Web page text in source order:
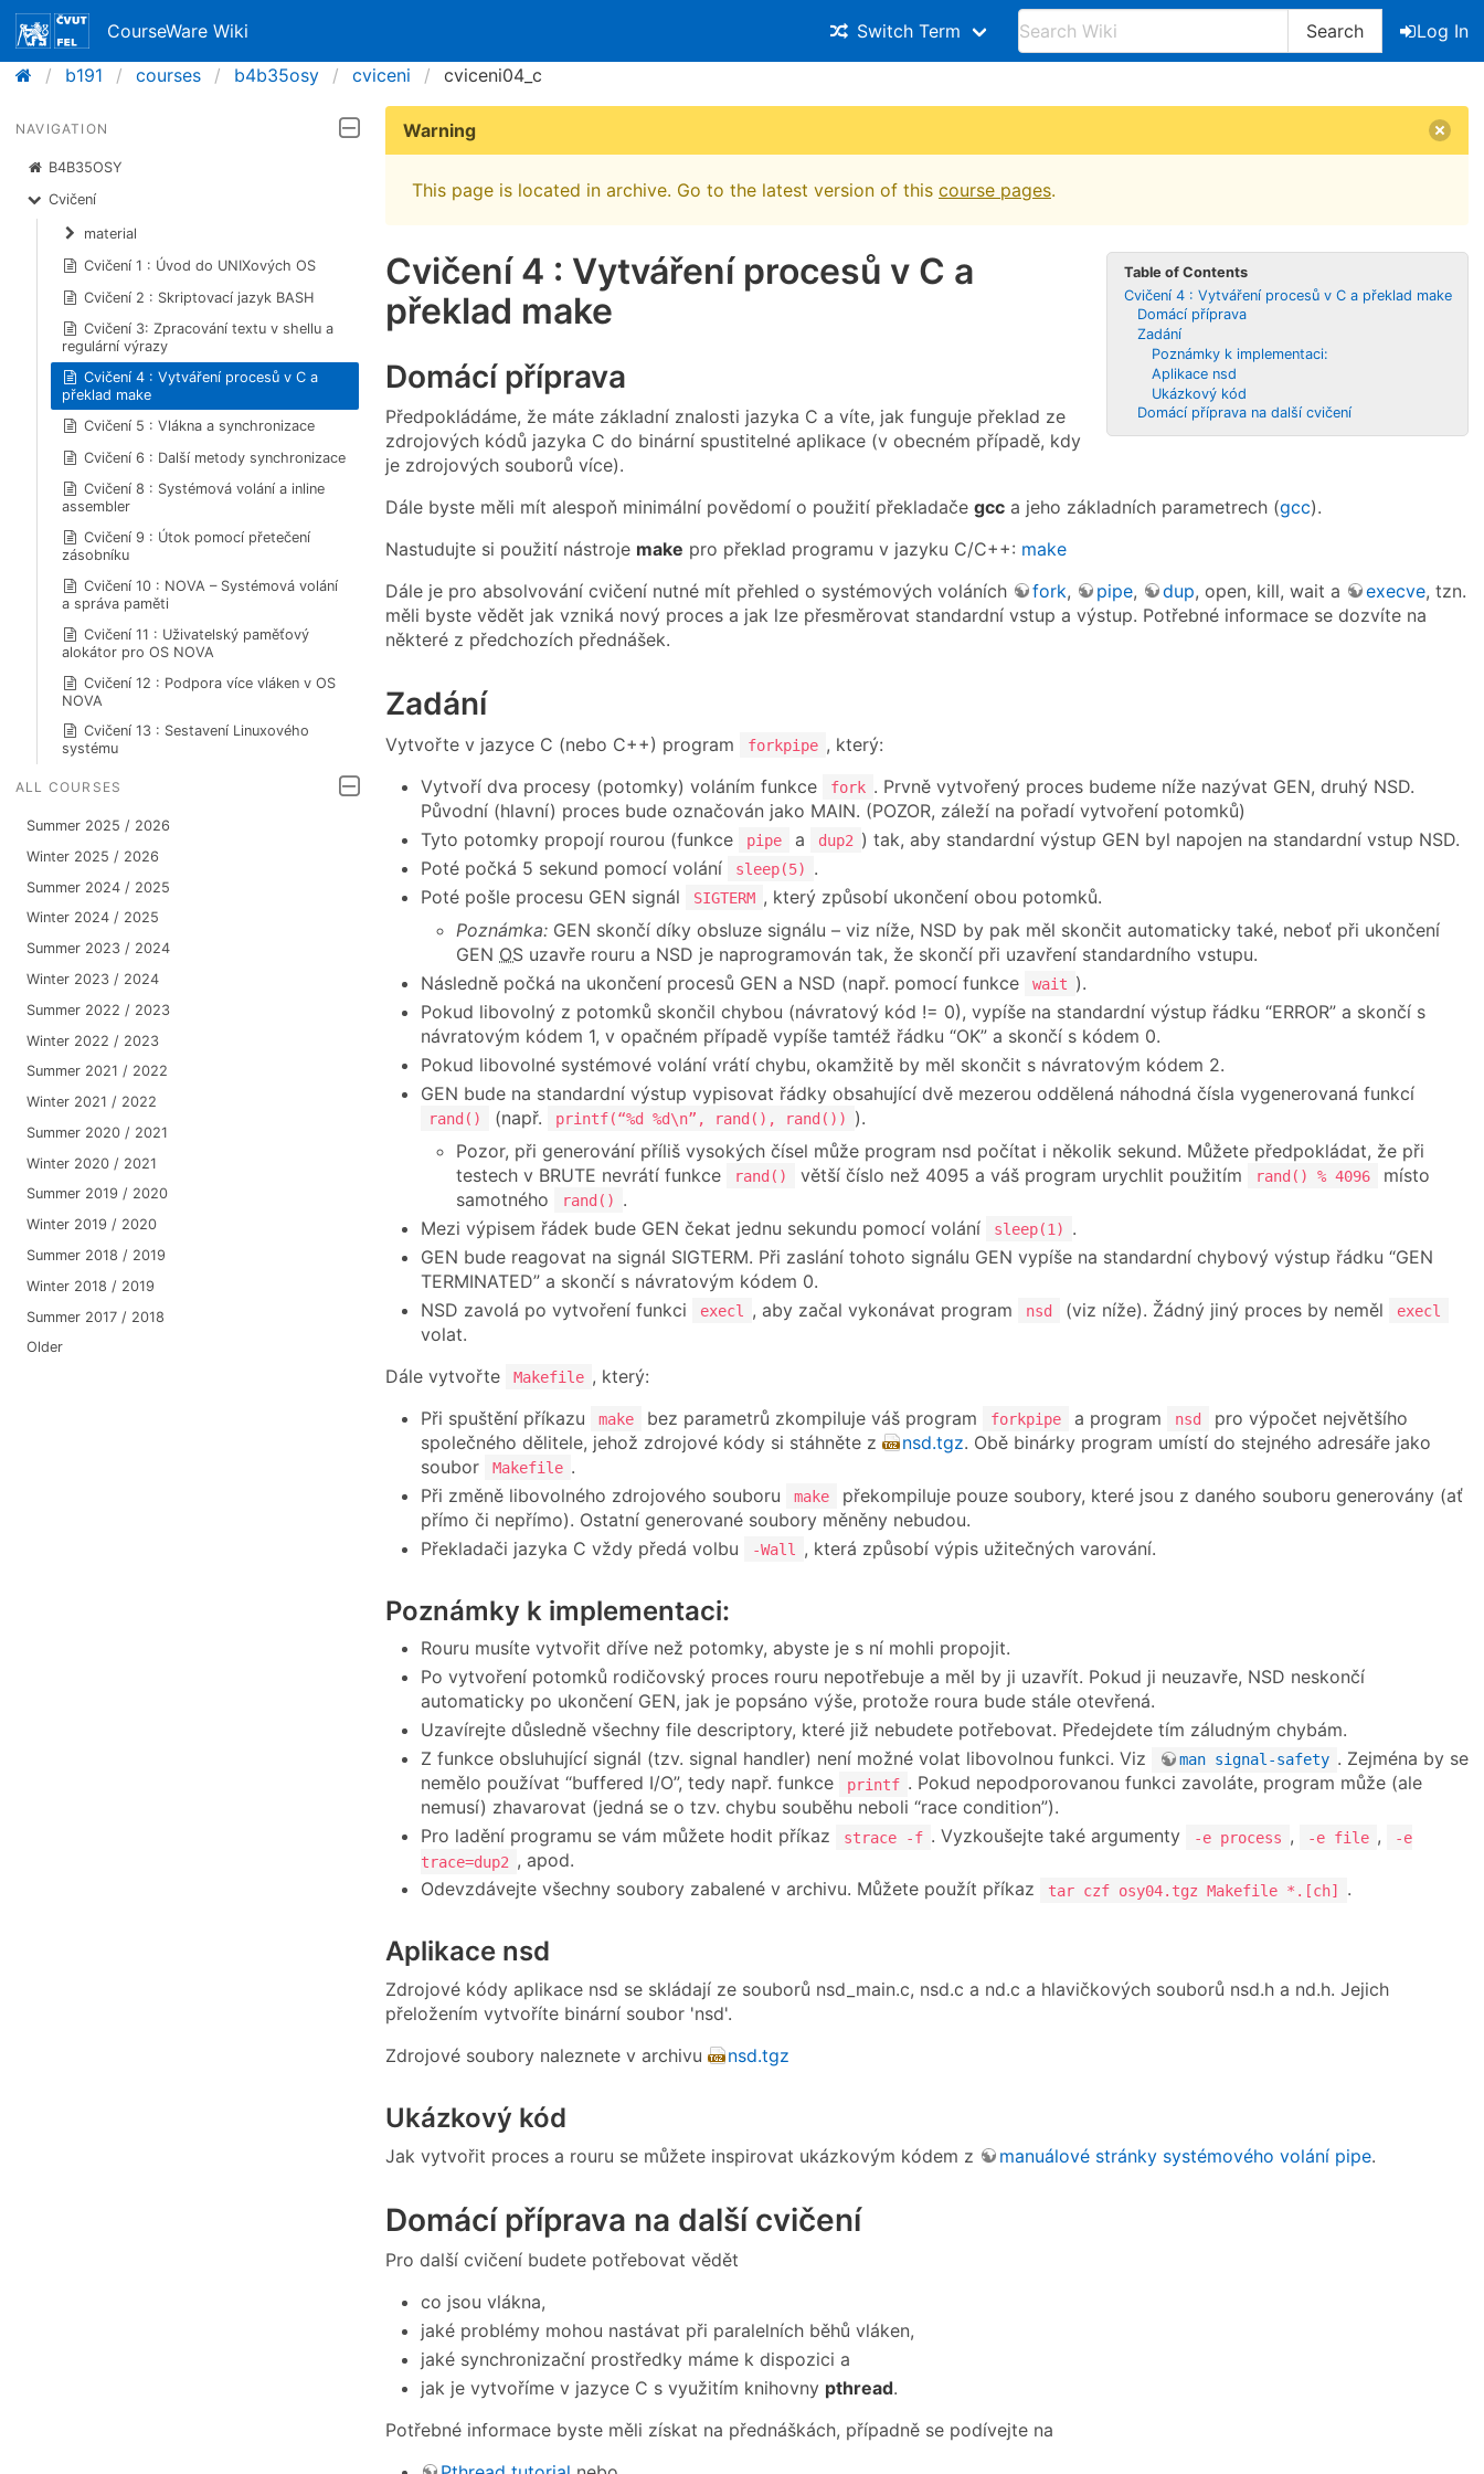
CourseWare Wiki Switch Term Search
Log In
b191
courses b4b35osy cviceni cviceni04_c
NAVIGATION
B4B35OSY
Cvičení
material
Cvičení 1 : Úvod do UNIXových OS
Cvičení 2 : Skriptovací jazyk BASH
Cvičení 3: Zpracování textu v shellu a
regulární výrazy
Cvičení 4 : Vytváření procesů v C a
překlad make
Cvičení 5 : Vlákna a synchronizace
Cvičení 6 : Další metody synchronizace
Cvičení 8 : Systémová volání a inline
assembler
Cvičení 9 : Útok pomocí přetečení
zásobníku
Cvičení 10 : NOVA – Systémová volání
a správa paměti
Cvičení 11 : Uživatelský paměťový
alokátor pro OS NOVA
Cvičení 12 : Podpora více vláken v OS
NOVA
Cvičení 13 : Sestavení Linuxového
systému
ALL COURSES
Summer 2025 / 2026
Winter 2025 / 2026
Summer 2024 / 2025
Winter 2024 / 2025
Summer 2023 / 2024
Winter 2023 / 2024
Summer 2022 / 2023
Winter 2022 / 2023
Summer 2021 / 2022
Winter 2021 / 2022
Summer 2020 / 2021
Winter 2020 / 2021
Summer 2019 / 2020
Winter 2019 / 2020
Summer 2018 / 2019
Winter 2018 / 2019
Summer 2017 / 2018
Older
Warning
This page is located in archive. Go to the latest version of this course pages.
Table of Contents
Cvičení 4 : Vytváření procesů v C a překlad make
Domácí příprava
Zadání
Poznámky k implementaci:
Aplikace nsd
Ukázkový kód
Domácí příprava na další cvičení
Cvičení 4 : Vytváření procesů v C a
překlad make
Domácí příprava
Předpokládáme, že máte základní znalosti jazyka C a víte, jak funguje překlad ze
zdrojových kódů jazyka C do binární spustitelné aplikace (v obecném případě, kdy
je zdrojových souborů více).
Dále byste měli mít alespoň minimální povědomí o použití překladače gcc a jeho základních parametrech (gcc).
Nastudujte si použití nástroje make pro překlad programu v jazyku C/C+⁣+: make
Dále je pro absolvování cvičení nutné mít přehled o systémových voláních
fork, pipe, dup, open, kill, wait a execve, tzn.
měli byste vědět jak vzniká nový proces a jak lze přesměrovat standardní vstup a výstup. Potřebné informace se dozvíte na
některé z předchozích přednášek.
Zadání
Vytvořte v jazyce C (nebo C+⁣+) program forkpipe , který:
Vytvoří dva procesy (potomky) voláním funkce
fork . Prvně vytvořený proces budeme níže nazývat GEN, druhý NSD.
Původní (hlavní) proces bude označován jako MAIN. (POZOR, záleží na pořadí vytvoření potomků)
Tyto potomky propojí rourou (funkce
pipe a dup2 ) tak, aby standardní výstup GEN byl napojen na standardní vstup NSD.
Poté počká 5 sekund pomocí volání
sleep(5)
.
Poté pošle procesu GEN signál
SIGTERM , který způsobí ukončení obou potomků.
Poznámka: GEN skončí díky obsluze signálu – viz níže, NSD by pak měl skončit automaticky také, neboť při ukončení
GEN OS uzavře rouru a NSD je naprogramován tak, že skončí při uzavření standardního vstupu.
Následně počká na ukončení procesů GEN a NSD (např. pomocí funkce
wait ).
Pokud libovolný z potomků skončil chybou (návratový kód != 0), vypíše na standardní výstup řádku “ERROR” a skončí s
návratovým kódem 1, v opačném případě vypíše tamtéž řádku “OK” a skončí s kódem 0.
Pokud libovolné systémové volání vrátí chybu, okamžitě by měl skončit s návratovým kódem 2.
GEN bude na standardní výstup vypisovat řádky obsahující dvě mezerou oddělená náhodná čísla vygenerovaná funkcí
rand() (např. printf(“%d %d\n”, rand(), rand())
).
Pozor, při generování příliš vysokých čísel může program nsd počítat i několik sekund. Můžete předpokládat, že při
testech v BRUTE nevrátí funkce
rand() větší číslo než 4095 a váš program urychlit použitím rand() % 4096
místo
samotného
rand()
.
Mezi výpisem řádek bude GEN čekat jednu sekundu pomocí volání
sleep(1)
.
GEN bude reagovat na signál SIGTERM. Při zaslání tohoto signálu GEN vypíše na standardní chybový výstup řádku “GEN
TERMINATED” a skončí s návratovým kódem 0.
NSD zavolá po vytvoření funkci
execl , aby začal vykonávat program nsd (viz níže). Žádný jiný proces by neměl execl
volat.
Dále vytvořte
Makefile , který:
Při spuštění příkazu
make bez parametrů zkompiluje váš program forkpipe a program nsd
pro výpočet největšího
společného dělitele, jehož zdrojové kódy si stáhněte z
nsd.tgz. Obě binárky program umístí do stejného adresáře jako
soubor
Makefile .
Při změně libovolného zdrojového souboru
make
překompiluje pouze soubory, které jsou z daného souboru generovány (ať
přímo či nepřímo). Ostatní generované soubory měněny nebudou.
Překladači jazyka C vždy předá volbu
-Wall , která způsobí výpis užitečných varování.
Poznámky k implementaci:
Rouru musíte vytvořit dříve než potomky, abyste je s ní mohli propojit.
Po vytvoření potomků rodičovský proces rouru nepotřebuje a měl by ji uzavřít. Pokud ji neuzavře, NSD neskončí
automaticky po ukončení GEN, jak je popsáno výše, protože roura bude stále otevřená.
Uzavírejte důsledně všechny file descriptory, které již nebudete potřebovat. Předejdete tím záludným chybám.
Z funkce obsluhující signál (tzv. signal handler) není možné volat libovolnou funkci. Viz
man signal-safety . Zejména by se
nemělo používat “buffered I/O”, tedy např. funkce
printf . Pokud nepodporovanou funkci zavoláte, program může (ale
nemusí) zhavarovat (jedná se o tzv. chybu souběhu neboli “race condition”).
Pro ladění programu se vám můžete hodit příkaz
strace -f . Vyzkoušejte také argumenty -e process , -e file ,
-e
trace=dup2 , apod.
Odevzdávejte všechny soubory zabalené v archivu. Můžete použít příkaz
tar czf osy04.tgz Makefile *.[ch] .
Aplikace nsd
Zdrojové kódy aplikace nsd se skládají ze souborů nsd_main.c, nsd.c a nd.c a hlavičkových souborů nsd.h a nd.h. Jejich
přeložením vytvoříte binární soubor 'nsd'.
Zdrojové soubory naleznete v archivu
nsd.tgz
Ukázkový kód
Jak vytvořit proces a rouru se můžete inspirovat ukázkovým kódem z manuálové stránky systémového volání pipe.
Domácí příprava na další cvičení
Pro další cvičení budete potřebovat vědět
co jsou vlákna,
jaké problémy mohou nastávat při paralelních běhů vláken,
jaké synchronizační prostředky máme k dispozici a
jak je vytvoříme v jazyce C s využitím knihovny pthread.
Potřebné informace byste měli získat na přednáškách, případně se podívejte na